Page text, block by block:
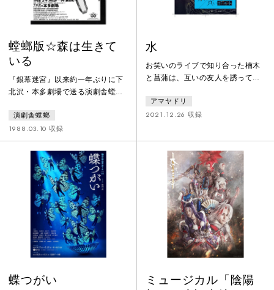
螳螂版☆森は生きて
いる
『銀幕迷宮』以来約一年ぶりに下
北沢・本多劇場で送る演劇舎螳螂
作として人気の高いS・マルシャ
ークの『森は生きている』から発
想し、近未来を舞台にした小松杏
里のオリジナル・ストーリーを元
に螳螂役者陣総出演で送る久々の
スペクタクル活劇風幻想童話劇
『螳螂版・森は生きている』で
す。※公演終了後、劇団は解散。
結果として、これが演劇舎螳螂の
最終公演となりました
演劇舎螳螂
1988.03.10 収録
水
お笑いのライブで知り合った楠木
と菖蒲は、互いの友人を誘って親
り合ったシトロネラとヒソップは
恋に落ち、ほどなく結婚式をあげ
飲むと湖になってしまうという奇
病に侵される。二人の闘病生活は
次第に疲弊しついにシトロネラに
死の宣告が訪れる。ボリス・ヴィ
アン作『うたかたの日々』を大胆
にアレンジしSF的世界観をシュー
ルな舞台表現で描いた乱舞する愛
の讃歌。
アマヤドリ
2021.12.26 収録
蝶つがい
ミュージカル「陰陽